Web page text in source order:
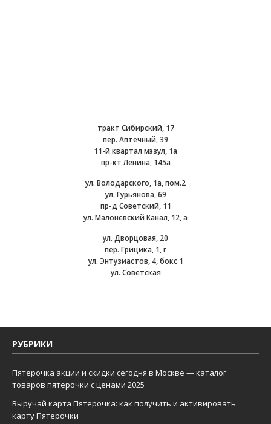
тракт Сибирский, 17
пер. Аптечный, 39
11-й квартал мэзул, 1а
пр-кт Ленина, 145а
ул. Володарского, 1а, пом.2
ул. Гурьянова, 69
пр-д Советский, 11
ул. Малоневский Канал, 12, а
ул. Дворцовая, 20
пер. Грицика, 1, г
ул. Энтузиастов, 4, бокс 1
ул. Советская
РУБРИКИ
Пятерочка акции и скидки сегодня в Москве — каталог
товаров пятерочки с ценами 2025
Выручай карта Пятерочка: как получить и активировать
карту Пятерочки